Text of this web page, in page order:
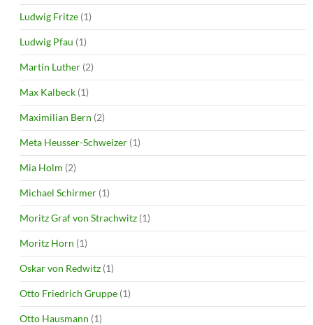
Ludwig Fritze (1)
Ludwig Pfau (1)
Martin Luther (2)
Max Kalbeck (1)
Maximilian Bern (2)
Meta Heusser-Schweizer (1)
Mia Holm (2)
Michael Schirmer (1)
Moritz Graf von Strachwitz (1)
Moritz Horn (1)
Oskar von Redwitz (1)
Otto Friedrich Gruppe (1)
Otto Hausmann (1)